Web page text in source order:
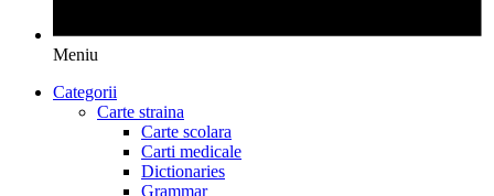
Meniu
Categorii
Carte straina
Carte scolara
Carti medicale
Dictionaries
Grammar